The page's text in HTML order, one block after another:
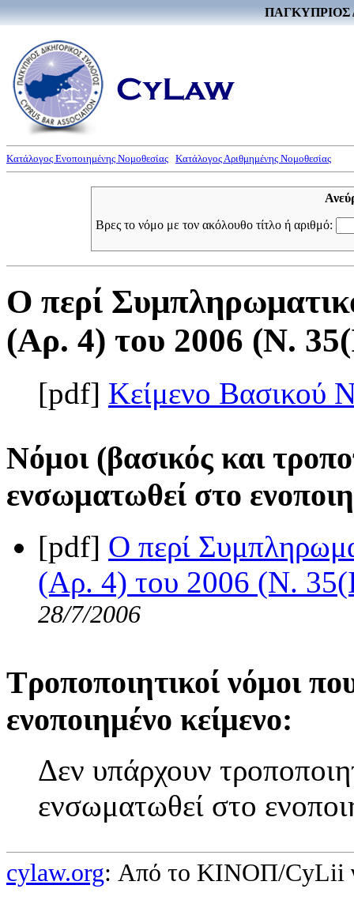
ΠΑΓΚΥΠΡΙΟΣ
Κατάλογος Ενοποιημένης Νομοθεσίας Κατάλογος Αριθμημένης Νομοθεσίας
Βρες το νόμο με τον ακόλουθο τίτλο ή αριθμό:
Ο περί
(Αρ. 4) του 2006 (Ν.
[pdf] Κείμενο Βασικού
Νόμοι (βασικός και
ενσωματωθεί στο
[pdf] Ο περί
(Αρ. 4) του 2006 (Ν.
28/7/2006
Τροποποιητικοί νόμοι
ενοποιημένο κείμενο:
Δεν υπάρχουν
ενσωματωθεί στο
cylaw.org: Από το ΚΙΝOΠ/CyLii